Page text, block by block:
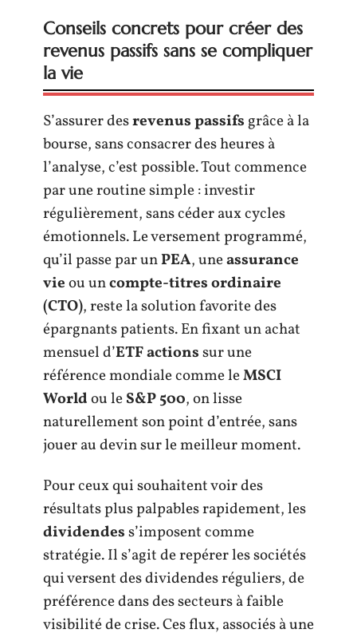
Conseils concrets pour créer des
revenus passifs sans se compliquer
la vie
S’assurer desrevenus passifs grâce à la
bourse, sans consacrer des heures à
l’analyse, c’est possible. Tout commence
par une routine simple : investir
régulièrement, sans céder aux cycles
émotionnels. Le versement programmé,
qu’il passe par unPEA, uneassurance
vieou uncompte-titres ordinaire
(CTO), reste la solution favorite des
épargnants patients. En fixant un achat
mensuel d’ETF actionssur une
référence mondiale comme leMSCI
Worldou leS&P 500, on lisse
naturellement son point d’entrée, sans
jouer au devin sur le meilleur moment.
Pour ceux qui souhaitent voir des
résultats plus palpables rapidement, les
dividendess’imposent comme
stratégie. Il s’agit de repérer les sociétés
qui versent des dividendes réguliers, de
préférence dans des secteurs à faible
visibilité de crise. Ces flux, associés à une